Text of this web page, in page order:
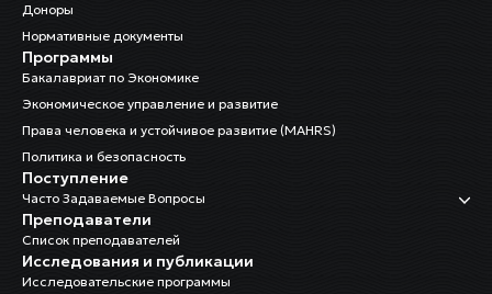
Доноры
Нормативные документы
Программы
Бакалавриат по Экономике
Экономическое управление и развитие
Права человека и устойчивое развитие (MAHRS)
Политика и безопасность
Поступление
Часто Задаваемые Вопросы
Преподаватели
Список преподавателей
Исследования и публикации
Исследовательские программы